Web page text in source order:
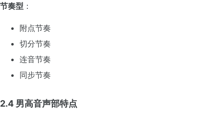
节奏型 ：
附点节奏
切分节奏
连音节奏
同步节奏
2.4 男高音声部特点